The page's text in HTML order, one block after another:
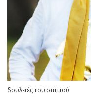
δουλειές του σπιτιού